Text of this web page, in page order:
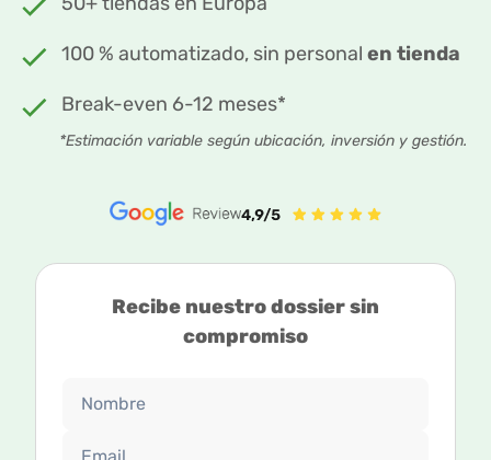
100 % automatizado, sin personal en tienda
Break-even 6-12 meses*
*Estimación variable según ubicación, inversión y gestión.
Recibe nuestro dossier sin
compromiso